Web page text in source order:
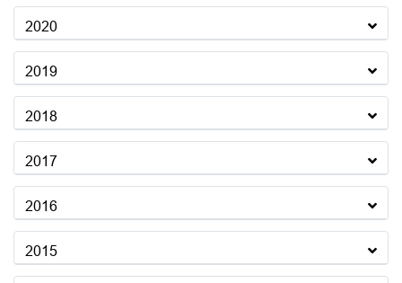
2020
2019
2018
2017
2016
2015